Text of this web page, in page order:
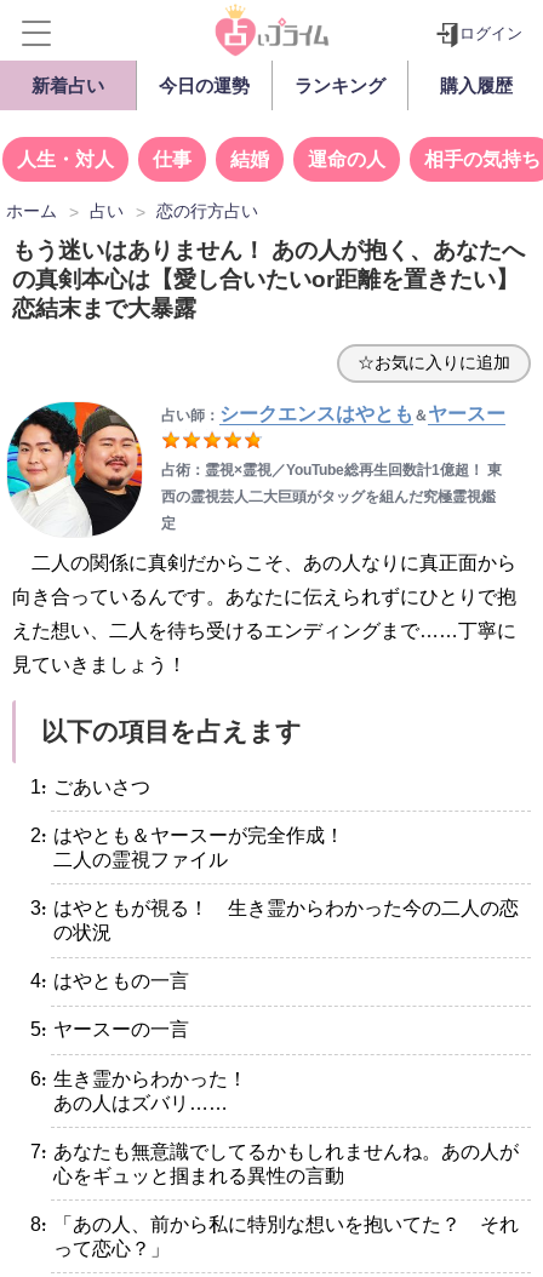
ログイン
新着占い 今日の運勢 ランキング 購入履歴
人生・対人 仕事 結婚 運命の人 相手の気持ち
ホーム 占い 恋の行方占い
もう迷いはありません！ あの人が抱く、あなたへ
の真剣本心は【愛し合いたいor距離を置きたい】
恋結末まで大暴露
☆お気に入りに追加
占い師： シークエンスはやとも ＆ヤースー
占術：霊視×霊視／YouTube総再生回数計1億超！ 東
西の霊視芸人二大巨頭がタッグを組んだ究極霊視鑑
定
二人の関係に真剣だからこそ、あの人なりに真正面から
向き合っているんです。あなたに伝えられずにひとりで抱
えた想い、二人を待ち受けるエンディングまで……丁寧に
見ていきましょう！
以下の項目を占えます
・ごあいさつ
・はやとも＆ヤースーが完全作成！
二人の霊視ファイル
・はやともが視る！ 生き霊からわかった今の二人の恋
の状況
・はやともの一言
・ヤースーの一言
・生き霊からわかった！
あの人はズバリ……
・あなたも無意識でしてるかもしれませんね。あの人が
心をギュッと掴まれる異性の言動
・「あの人、前から私に特別な想いを抱いてた？ それ
って恋心？」